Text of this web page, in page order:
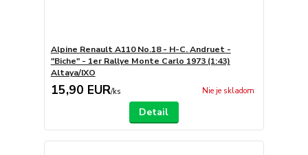
Alpine Renault A110 No.18 - H-C. Andruet -
"Biche" - 1er Rallye Monte Carlo 1973 (1:43)
Altaya/IXO
15,90 EUR/ks Nie je skladom
Detail